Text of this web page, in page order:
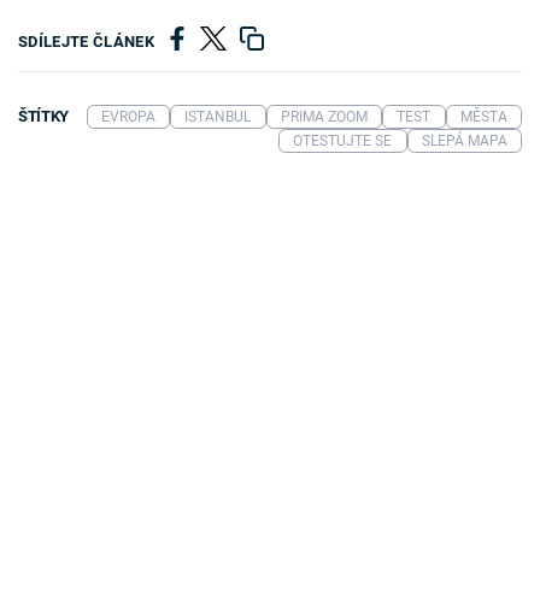
SDÍLEJTE ČLÁNEK
ŠTÍTKY EVROPA ISTANBUL PRIMA ZOOM TEST
MĚSTA
OTESTUJTE SE
SLEPÁ MAPA